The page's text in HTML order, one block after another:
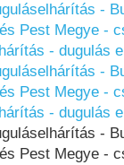
-
Pest Megye -
- dugulás
-
Pest Megye -
- dugulás
-
Pest Megye -